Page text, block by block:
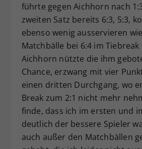
führte gegen Aichhorn nach
zweiten Satz bereits 6:3, 5:3,
ebenso wenig ausservieren
Matchbälle bei 6:4 im
Aichhorn nützte die ihm
Chance, erzwang mit vier
einen dritten Durchgang, wo
Break zum 2:1 nicht mehr
finde, dass ich im ersten und
deutlich der bessere Spieler
auch außer den Matchbällen